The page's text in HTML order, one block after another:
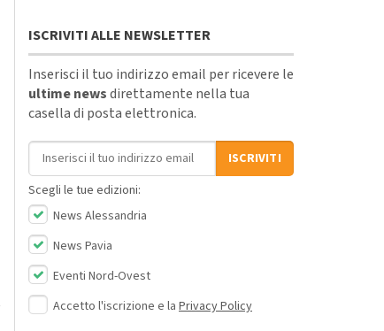
ISCRIVITI ALLE NEWSLETTER
Inserisci il tuo indirizzo email per ricevere le
ultime newsdirettamente nella tua
casella di posta elettronica.
Indirizzo email
ISCRIVITI
Scegli le tue edizioni:
News Alessandria
News Pavia
Eventi Nord-Ovest
Accetto l'iscrizione e la Privacy Policy